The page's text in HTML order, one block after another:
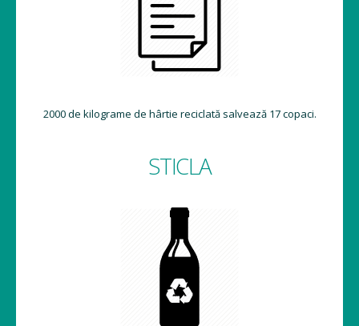
2000 de kilograme de hârtie reciclată salvează 17 copaci.
STICLA